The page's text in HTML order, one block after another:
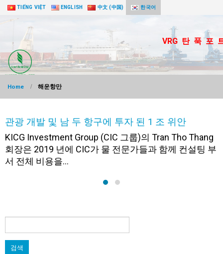
TIẾNG VIỆT ENGLISH 中文 (中国) 한국어
VRG 탄 푹 포
Home 해운항만
관광 개발 및 남 두 항구에 투자 된 1 조 위안
KICG Investment Group (CIC 그룹)의 Tran Tho Thang
회장은 2019 년에 CIC가 물 전문가들과 함께 컨설팅 부
서 전체 비용을...
색: